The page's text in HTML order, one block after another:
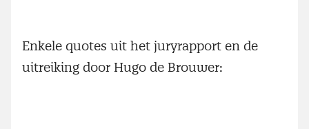
Enkele quotes uit het juryrapport en de
uitreiking door Hugo de Brouwer: